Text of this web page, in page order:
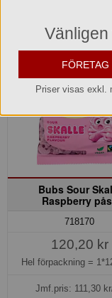
som
Bubs Sour
Raspberry
718170
120,20 kr
Hel förpackning =
Jmf.pris: 111,30
FÖRETAG
Priser visas exkl.